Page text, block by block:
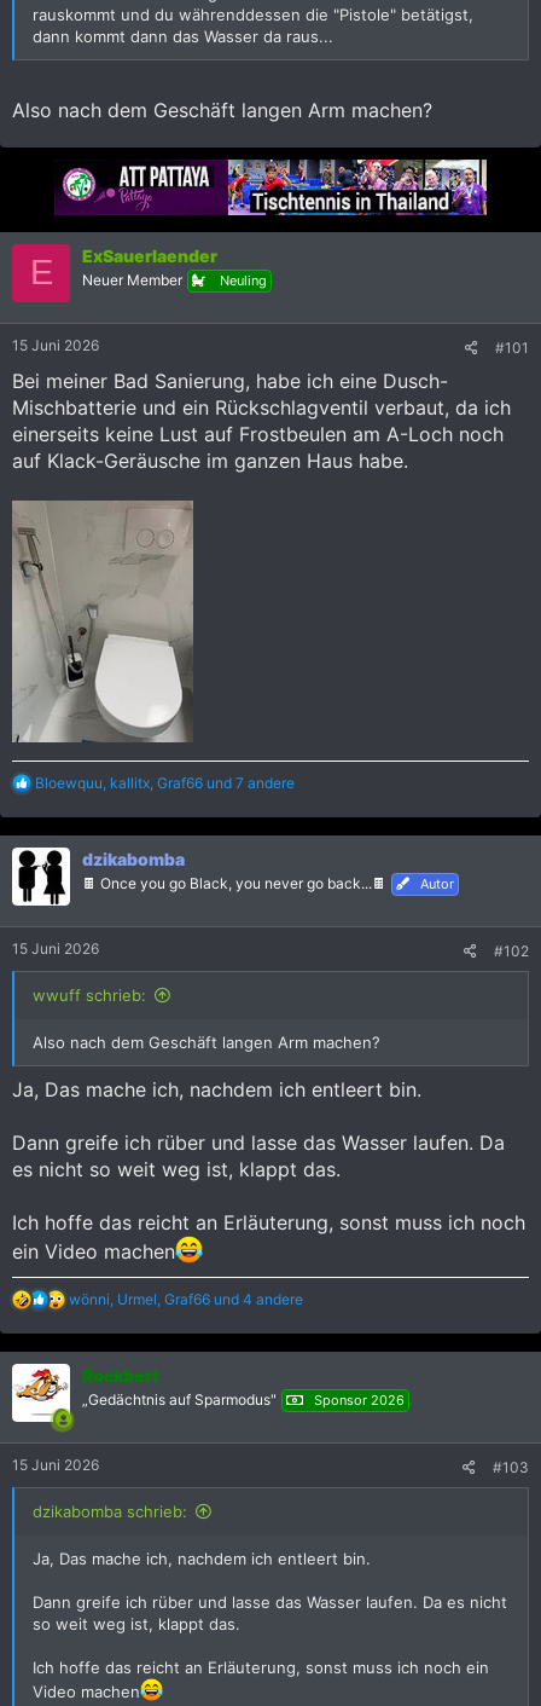
rauskommt und du währenddessen die "Pistole" betätigst,
dann kommt dann das Wasser da raus...
Also nach dem Geschäft langen Arm machen?
E ExSauerlaender
Neuer Member Neuling
15 Juni 2026 #101
Bei meiner Bad Sanierung, habe ich eine Dusch-
Mischbatterie und ein Rückschlagventil verbaut, da ich
einerseits keine Lust auf Frostbeulen am A-Loch noch
auf Klack-Geräusche im ganzen Haus habe.
R
a
k
t
n
:
Bloewquu kallitx Graf66 und 7 andere
dzikabomba
🍫 Once you go Black, you never go back...🍫 Autor
15 Juni 2026 #102
wwuff schrieb:
Also nach dem Geschäft langen Arm machen?
Ja, Das mache ich, nachdem ich entleert bin.
Dann greife ich rüber und lasse das Wasser laufen. Da
es nicht so weit weg ist, klappt das.
Ich hoffe das reicht an Erläuterung, sonst muss ich noch
ein Video machen
R
a
k
o
n
n
:
wönni, Urmel, Graf66 und 4 andere
Rockbert
„Gedächtnis auf Sparmodus" Sponsor 2026
15 Juni 2026 #103
dzikabomba schrieb:
Ja, Das mache ich, nachdem ich entleert bin.
Dann greife ich rüber und lasse das Wasser laufen. Da es nicht
so weit weg ist, klappt das.
Ich hoffe das reicht an Erläuterung, sonst muss ich noch ein
Video machen